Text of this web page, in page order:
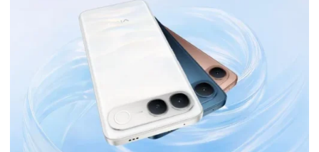
दस्तक!
8000mAh
बैटरी,
7-
इंच
डिस्प्ले
और